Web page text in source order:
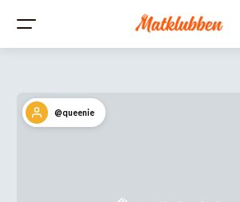
@queenie